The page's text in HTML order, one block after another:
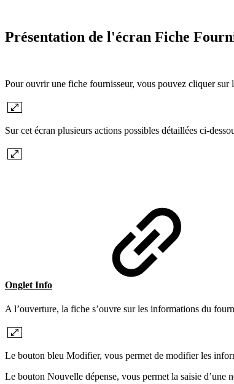
Présentation de l'écran Fiche
Pour ouvrir une fiche fournisseur, vous pouvez cliquer
Sur cet écran plusieurs actions possibles détaillées ci-
Onglet Info
A l’ouverture, la fiche s’ouvre sur les informations du
Le bouton bleu Modifier, vous permet de modifier les
Le bouton Nouvelle dépense, vous permet la saisie d’une